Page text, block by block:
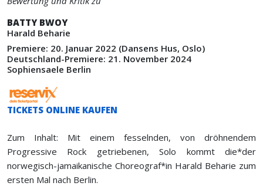
BATTY BWOY
Harald Beharie
Premiere: 20. Januar 2022 (Dansens Hus, Oslo)
Deutschland-Premiere: 21. November 2024
Sophiensaele Berlin
TICKETS ONLINE KAUFEN
Zum Inhalt: Mit einem fesselnden, von dröhnendem
Progressive Rock getriebenen, Solo kommt die*der
norwegisch-jamaikanische Choreograf*in Harald Beharie zum
ersten Mal nach Berlin.